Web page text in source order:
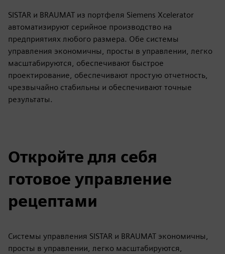
SISTAR и BRAUMAT из портфеля Siemens Xcelerator
автоматизируют серийное производство на
предприятиях любого размера. Обе системы
управления экономичны, просты в управлении, легко
масштабируются, обеспечивают быстрое
проектирование, обеспечивают простую отчетность,
чрезвычайно стабильны и обеспечивают точные
результаты.
Откройте для себя
готовое управление
рецептами
Системы управления SISTAR и BRAUMAT экономичны,
просты в управлении, легко масштабируются,